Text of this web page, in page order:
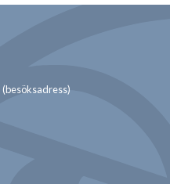
(besöksadress)